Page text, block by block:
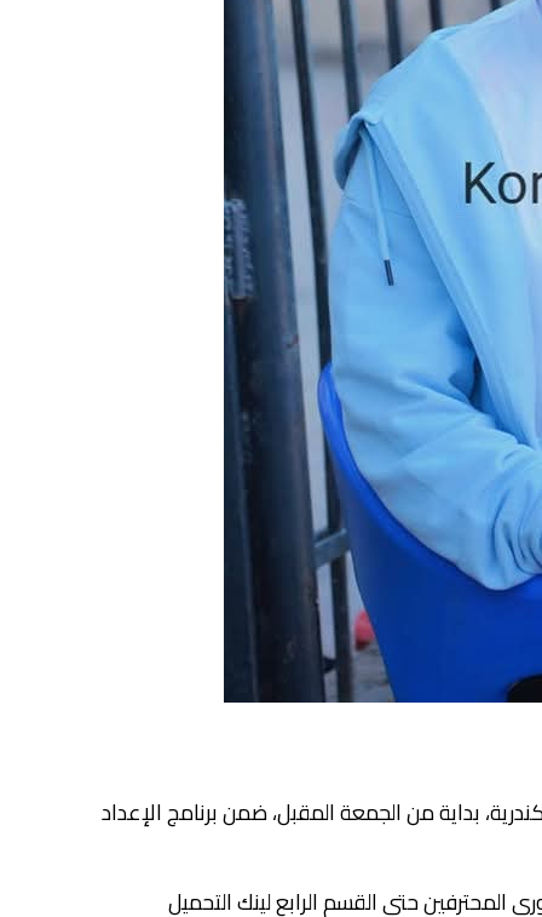
بداية من الجمعة المقبل، ضمن برنامج الإعداد